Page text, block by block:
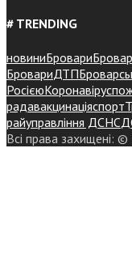
# TRENDING
новиниБровари
БровариДТП
РосієюКоронавірус
радавакцинаціяспорт
райуправління ДСНС
Всі права захищені: ©